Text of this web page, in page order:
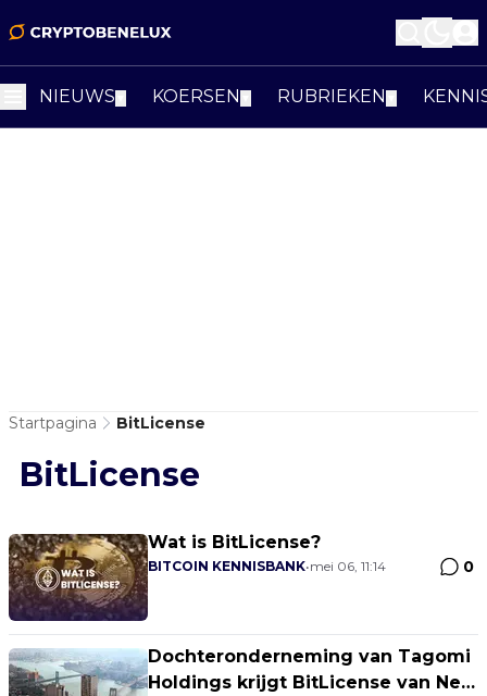
NIEUWS KOERSEN RUBRIEKEN
Startpagina BitLicense
BitLicense
Wat is BitLicense?
BITCOIN KENNISBANK•mei 06, 11:14 0
Dochteronderneming van Tagomi
Holdings krijgt BitLicense van New